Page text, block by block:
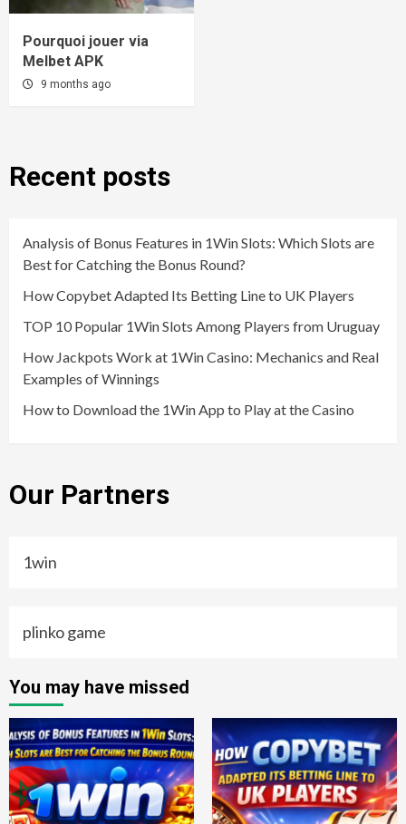
Pourquoi jouer via
Melbet APK
9 months ago
Recent posts
Analysis of Bonus Features in 1Win Slots: Which Slots are
Best for Catching the Bonus Round?
How Copybet Adapted Its Betting Line to UK Players
TOP 10 Popular 1Win Slots Among Players from Uruguay
How Jackpots Work at 1Win Casino: Mechanics and Real
Examples of Winnings
How to Download the 1Win App to Play at the Casino
Our Partners
1win
plinko game
You may have missed